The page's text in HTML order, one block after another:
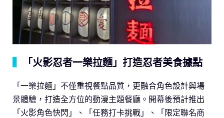
「火影忍者一樂拉麵」打造忍者美食據點
「一樂拉麵」不僅重視餐點品質，更融合角色設計與場
景體驗，打造全方位的動漫主題餐廳。開幕後預計推出
「火影角色快閃」、「任務打卡挑戰」、「限定聯名商